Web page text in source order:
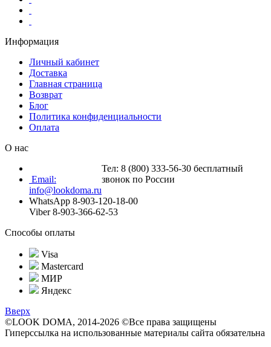
Информация
Личный кабинет
Доставка
Главная страница
Возврат
Блог
Политика конфиденциальности
Оплата
О нас
Тел: 8 (800) 333-56-30 бесплатный
звонок по России
Email:
info@lookdoma.ru
WhatsApp 8-903-120-18-00
Viber 8-903-366-62-53
Способы оплаты
Visa
Mastercard
МИР
Яндекс
Вверх
©LOOK DOMA, 2014-2026 ©Все права защищены
Гиперссылка на использованные материалы сайта обязательна